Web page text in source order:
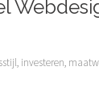
, investeren,